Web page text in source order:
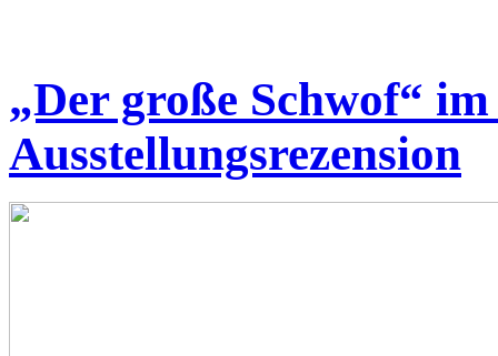
„Der große Schwof“
Ausstellungsrezension